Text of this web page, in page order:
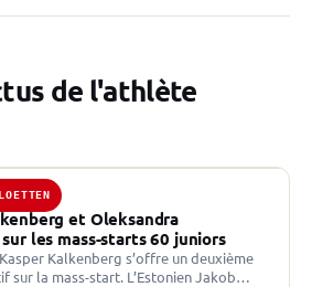
de l'athlète
CUP
et Oleksandra
les mass-starts 60 juniors
Kalkenberg s’offre un deuxième
sur la mass-start. L’Estonien Jakob